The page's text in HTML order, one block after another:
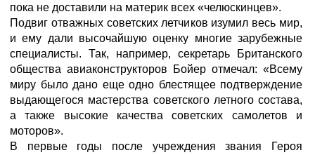
пока не доставили на материк всех «челюскинцев».
Подвиг отважных советских летчиков изумил весь мир,
и ему дали высочайшую оценку многие зарубежные
специалисты. Так, например, секретарь Британского
общества авиаконструкторов Бойер отмечал: «Всему
миру было дано еще одно блестящее подтверждение
выдающегося мастерства советского летного состава,
а также высокие качества советских самолетов и
моторов».
В первые годы после учреждения звания Героя